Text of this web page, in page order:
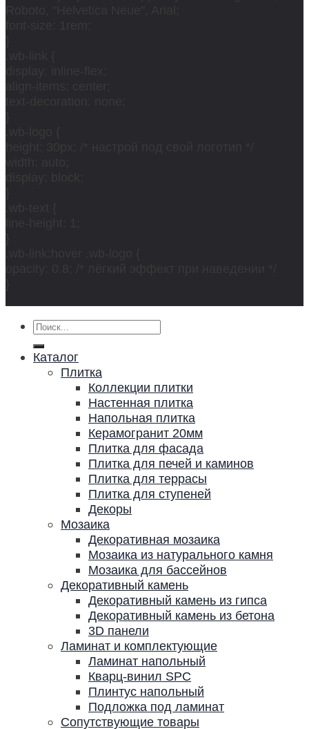
Искать:
Каталог
Плитка
Коллекции плитки
Настенная плитка
Напольная плитка
Керамогранит 20мм
Плитка для фасада
Плитка для печей и каминов
Плитка для террасы
Плитка для ступеней
Декоры
Мозаика
Декоративная мозаика
Мозаика из натурального камня
Мозаика для бассейнов
Декоративный камень
Декоративный камень из гипса
Декоративный камень из бетона
3D панели
Ламинат и комплектующие
Ламинат напольный
Кварц-винил SPC
Плинтус напольный
Подложка под ламинат
Сопутствующие товары